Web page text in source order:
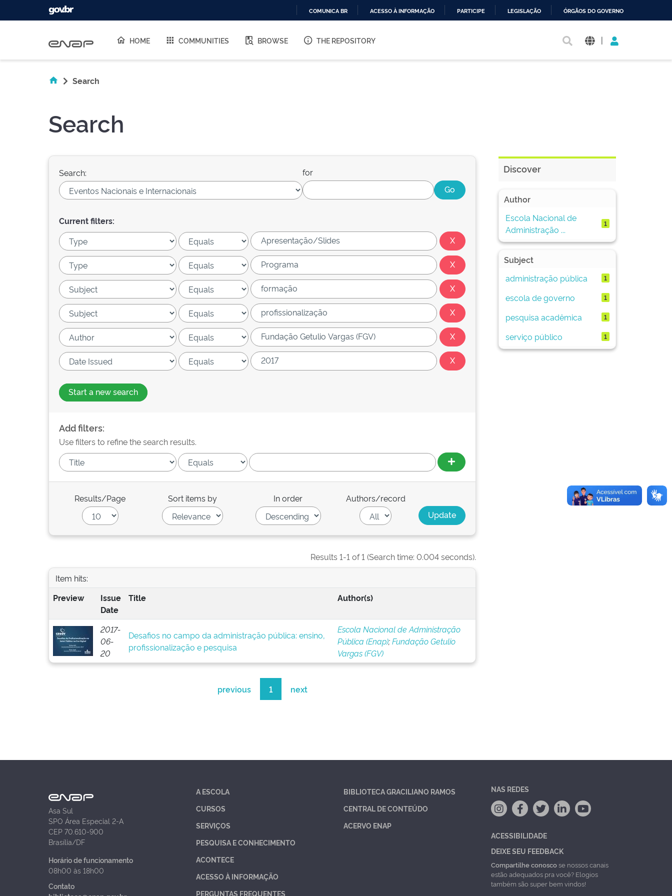
O
COMUNICA BR ACESSO À INFORMAÇÃO PARTICIPE LEGISLAÇÃO ÓRGÃOS DO GOVERNO
HOME COMMUNITIES BROWSE THE REPOSITORY |
Search
Search
Search: for
Current filters:
Start a new search
Add filters:
Use filters to refine the search results.
Results/Page Sort items by In order Authors/record
Results 1-1 of 1 (Search time: 0.004 seconds).
Item hits:
Preview
Issue
Date
Title Author(s)
2017-
06-
20
Desafios no campo da administração pública: ensino,
profissionalização e pesquisa
Escola Nacional de Administração
Pública (Enap);Fundação Getulio
Vargas (FGV)
previous 1 next
Discover
Author
Escola Nacional de
Administração ...
1
Subject
administração pública
1
escola de governo 1
pesquisa acadêmica 1
serviço público 1
Asa Sul
SPO Área Especial 2-A
CEP 70.610-900
Brasília/DF
Horário de funcionamento
08h00 às 18h00
Contato
A ESCOLA
CURSOS
SERVIÇOS
PESQUISA E CONHECIMENTO
ACONTECE
ACESSO À INFORMAÇÃO
PERGUNTAS FREQUENTES
BIBLIOTECA GRACILIANO RAMOS
CENTRAL DE CONTEÚDO
ACERVO ENAP
NAS REDES
ACESSIBILIDADE
DEIXE SEU FEEDBACK
Compartilhe conoscose nossos canais
estão adequados pra você? Elogios
também são super bem vindos!